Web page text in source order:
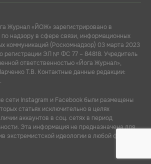
Журнал «ЙОЖ» зарегистрировано в
надзору в сфере связи, информационных
коммуникаций (Роскомнадзор) 03 марта 2023
регистрации ЭЛ № ФС 77 – 84818. Учредитель
ответственностью «Йога Журнал»,
Т.В. Контактные данные редакции:
сети Instagram и Facebook были размещены
статьях исключительно в целях
аккаунтов в соц. сетях в период
Эта информация не предназначена для
экстремистской идеологии в любой форме.